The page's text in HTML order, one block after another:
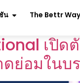
น The Bettr Way
เปิด
ย่อมในบ